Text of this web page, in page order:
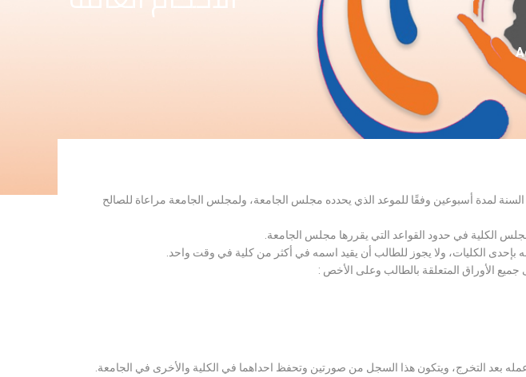
لمدة أسبوعين وفقًا للموعد الذي يحدده مجلس الجامعة، ولمجلس الجامعة مراعاة للصالح
الكلية في حدود القواعد التي يقررها مجلس الجامعة.
بإحدى الكليات، ولا يجوز للطالب أن يقيد اسمه في أكثر من كلية في وقت واحد.
الأوراق المتعلقة بالطالب وعلى الأخص :
بعد التخرج، ويتكون هذا السجل من صورتين وتحفظ احداهما في الكلية والأخرى في الجامعة.